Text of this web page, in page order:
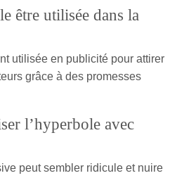
être utilisée dans la
utilisée en publicité pour attirer
grâce à des promesses
l’hyperbole avec
peut sembler ridicule et nuire